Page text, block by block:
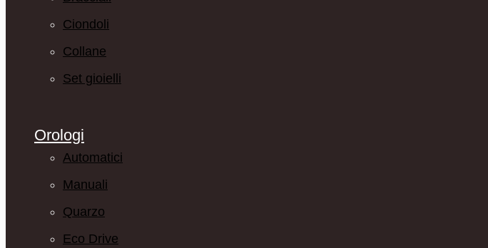
Ciondoli
Collane
Set gioielli
Orologi
Automatici
Manuali
Quarzo
Eco Drive